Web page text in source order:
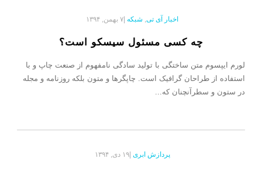
اخبار آی تی, شبکه ۷ بهمن, ۱۳۹۴
چه کسی مسئول سیسکو است؟
لورم ایپسوم متن ساختگی با تولید سادگی نامفهوم از صنعت چاپ و با
استفاده از طراحان گرافیک است. چاپگرها و متون بلکه روزنامه و مجله
در ستون و سطرآنچنان که...
پردازش ابری |۱۹ دی, ۱۳۹۴